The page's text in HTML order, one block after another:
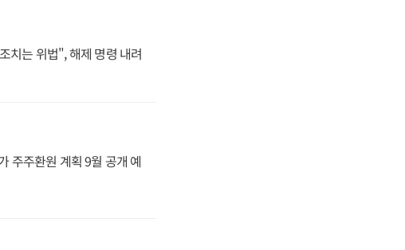
치는 위법", 해제 명령 내려
주주환원 계획 9월 공개 예